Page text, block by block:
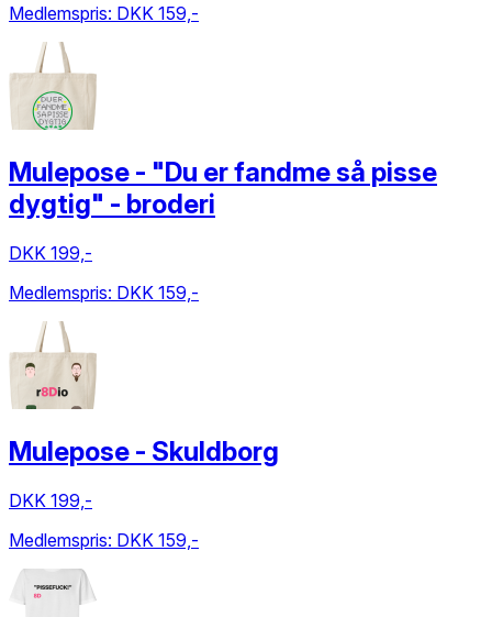
Medlemspris: DKK 159,-
Mulepose - "Du er fandme så pisse
dygtig" - broderi
DKK 199,-
Medlemspris: DKK 159,-
Mulepose - Skuldborg
DKK 199,-
Medlemspris: DKK 159,-